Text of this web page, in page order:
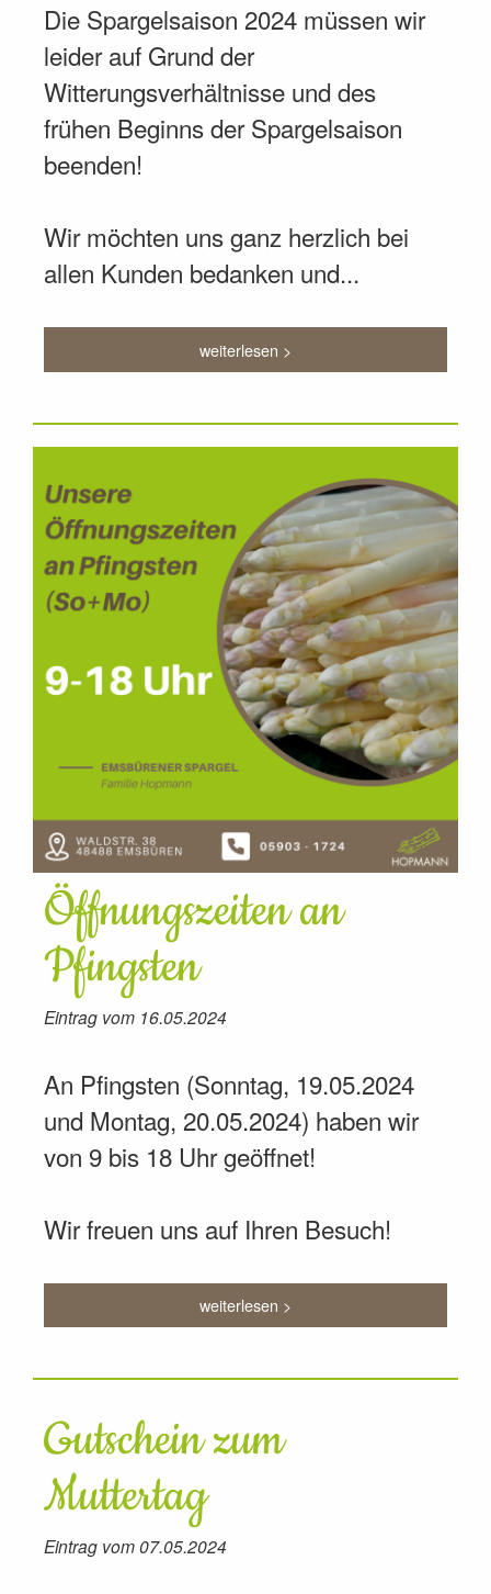
Die Spargelsaison 2024 müssen wir
leider auf Grund der
Witterungsverhältnisse und des
frühen Beginns der Spargelsaison
beenden!
Wir möchten uns ganz herzlich bei
allen Kunden bedanken und...
weiterlesen >
Öffnungszeiten an
Pfingsten
Eintrag vom 16.05.2024
An Pfingsten (Sonntag, 19.05.2024
und Montag, 20.05.2024) haben wir
von 9 bis 18 Uhr geöffnet!
Wir freuen uns auf Ihren Besuch!
weiterlesen >
Gutschein zum
Muttertag
Eintrag vom 07.05.2024